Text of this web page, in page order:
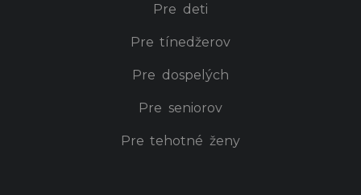
Pre deti
Pre tínedžerov
Pre dospelých
Pre seniorov
Pre tehotné ženy